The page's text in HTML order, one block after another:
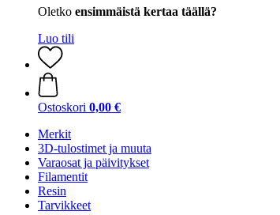
Oletko ensimmäistä kertaa täällä?
Luo tili
Ostoskori 0,00 €
Merkit
3D-tulostimet ja muuta
Varaosat ja päivitykset
Filamentit
Resin
Tarvikkeet